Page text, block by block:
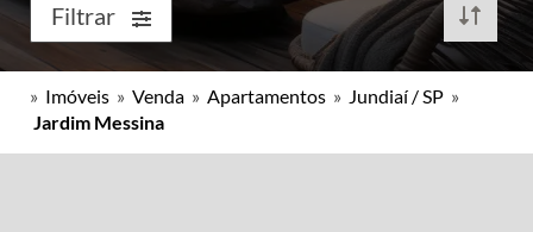
Filtrar
» Imóveis » Venda » Apartamentos » Jundiaí / SP »
Jardim Messina